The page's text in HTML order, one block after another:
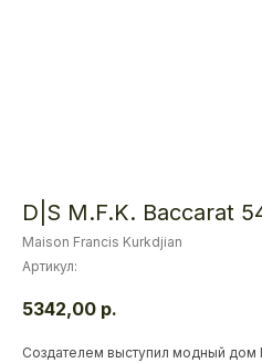
D|S M.F.K. Baccarat
Maison Francis Kurkdjian
Артикул:
5342,00 р.
Создателем выступил модный дом